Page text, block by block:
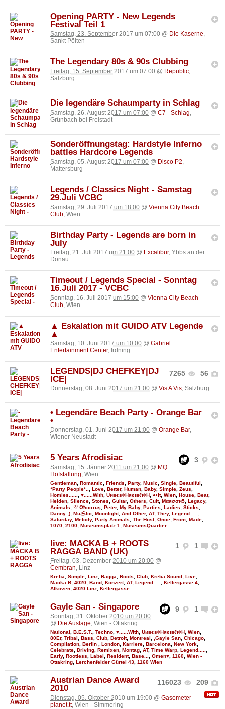
Opening PARTY - New Legends
Festival Teil 1
Samstag, 23. September 2017 um 07:00 @ Die Kaserne,
Sankt Pölten
The Legendary 80s & 90s Clubbing
Freitag, 15. September 2017 um 07:00 @ Republic
Salzburg
Die legendäre Schaumparty in Schlag
Samstag, 26. August 2017 um 07:00 @ C7 - Schlag
Grünbach bei Freistadt
Sonderöffnungstag: Hardstyle Inferno
battles Hardcore Legends
Samstag, 05. August 2017 um 07:00 @ Disco P2
Mattersburg
Legends / Classics Night - Samstag
29.Juli VCBC
Samstag, 29. Juli 2017 um 18:00 @ Vienna City Beach
Club, Wien
Birthday Party - Legends are born in
July
Freitag, 21. Juli 2017 um 21:00 @ Excalibur, Ybbs an der
Donau
Timeout / Legends Special - Sonntag
16.Juli 2017 - VCBC
Sonntag, 16. Juli 2017 um 15:00 @ Vienna City Beach
Club , Wien
▲ Eskalation mit GUIDO ATV Legende
▲
Samstag, 10. Juni 2017 um 10:00 @ Gabriel
Entertainment Center, Irdning
7265 56
LEGENDS|DJ CHEFKEY|DJ
ICE|
Donnerstag, 08. Juni 2017 um 21:00 @ Vis A Vis, Salzburg
• Legendäre Beach Party - Orange Bar
•
Donnerstag, 01. Juni 2017 um 21:00 @ Orange Bar,
Wiener Neustadt
3
5 Years Afrodisiac
Samstag, 15. Jänner 2011 um 21:00 @ MQ
Hofstallung , Wien
Gentleman Romantic Friends Party, Music Single Beautiful
*Party People*..
Love Better, Human Baby, Simple Zeus
Homies......
♥......With Uивєs¢Няєιвℓι¢Н ●•It, Wien House Beat,
Helden Silence Stones Guitar, Others Cult, Мαяσσи5 Legacy,
Animals
♡ Ωħєαтuş Peter, My Baby, Parties Ladies Sticks
Danny ;)
MυڪĪīc Moonlight, And Other, AT, They, Legend.....
Saturday, Melody, Party Animals The Host, Once From Made
1070 2100 Museumsplatz 1 MuseumsQuartier
1 1
live: MACKA B + ROOTS
RAGGA BAND (UK)
Freitag, 03. Dezember 2010 um 20:00 @
Cembran, Linz
Kreba Simple Linz Ragga Roots Club Kreba Sound Live
Macka B 4020 Band Konzert, AT, Legend..... Kellergasse 4
Alkoven 4020 Linz Kellergasse
9 1
Gayle San - Singapore
Sonntag, 31. Oktober 2010 um 20:00
@ Die Auslage, Wien - Ottakring
National , B.E.S.T., Techno, ♥......With, Uивєs¢Няєιвℓι¢Н, Wien,
80Er, Tribal , Bass, Club, Detroit, Montreal , ,Gayle San, Chicago,
Compilation, Berlin , London, Karriere, Barcelona, New York,
Celebrate, Driving, Remixen, Montag, AT, Time Warp, Legend.....,
Early, Rootless, Label , Resident, Base..., Omen♥, 1160, Wien -
Ottakring, Lerchenfelder Gürtel 43, 1160 Wien
116023 209
Austrian Dance Award
2010
Dienstag, 05. Oktober 2010 um 19:00 @ Gasometer -
planet.tt, Wien - Simmering